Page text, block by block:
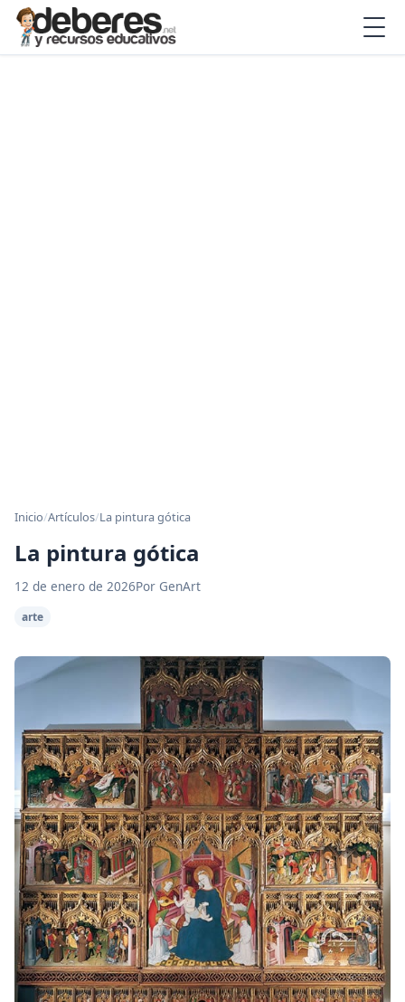
Inicio/Artículos/La pintura gótica
La pintura gótica
12 de enero de 2026Por GenArt
arte